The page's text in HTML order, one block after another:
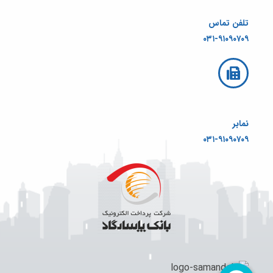
تلفن تماس
۰۳۱-۹۱۰۹۰۷۰۹
نمابر
۰۳۱-۹۱۰۹۰۷۰۹